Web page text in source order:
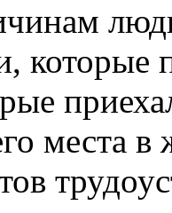
которые
места